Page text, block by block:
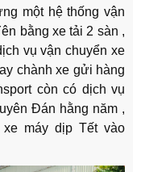
một hệ thống vận
bằng xe tải 2 sàn ,
vụ vận chuyển xe
chành xe gửi hàng
còn có dịch vụ
Đán hằng năm ,
máy dịp Tết vào